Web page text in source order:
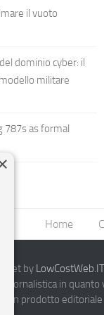
il vuoto
dominio cyber: il
militare
787s as formal
Home
by
giornalistica in
un prodotto